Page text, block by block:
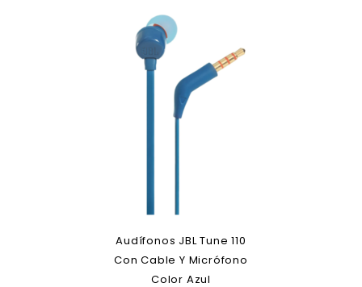
Audífonos JBL Tune 110
Con Cable Y Micrófono
Color Azul